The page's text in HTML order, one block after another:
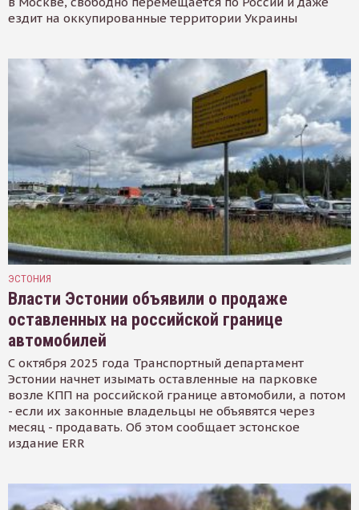
ездит на оккупированные территории Украины
ЭСТОНИЯ
Власти Эстонии объявили о продаже
оставленных на российской границе
автомобилей
С октября 2025 года Транспортный департамент
Эстонии начнет изымать оставленные на парковке
возле КПП на российской границе автомобили, а потом
- если их законные владельцы не объявятся через
месяц - продавать. Об этом сообщает эстонское
издание ERR